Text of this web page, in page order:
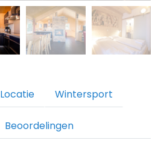
Locatie Wintersport
Beoordelingen